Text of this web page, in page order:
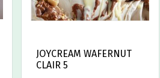
JOYCREAM WAFERNUT
CLAIR 5